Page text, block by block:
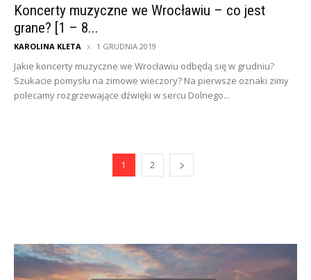
Koncerty muzyczne we Wrocławiu – co jest
grane? [1 – 8...
KAROLINA KLETA 1 GRUDNIA 2019
Jakie koncerty muzyczne we Wrocławiu odbędą się w grudniu?
Szukacie pomysłu na zimowe wieczory? Na pierwsze oznaki zimy
polecamy rozgrzewające dźwięki w sercu Dolnego...
1 2